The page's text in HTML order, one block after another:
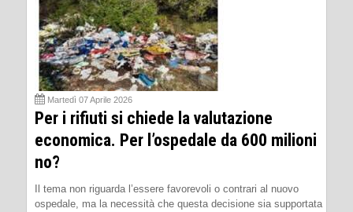
Martedì 07 Aprile 2026
Per i rifiuti si chiede la valutazione
economica. Per l’ospedale da 600 milioni
no?
Il tema non riguarda l’essere favorevoli o contrari al nuovo
ospedale, ma la necessità che questa decisione sia supportata